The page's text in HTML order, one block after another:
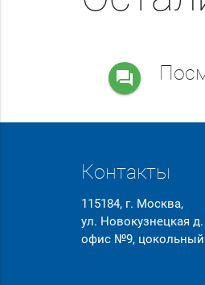
question_answer
Контакты
115184, г. Москва,
ул. Новокузнецкая д.
офис №9, цокольный